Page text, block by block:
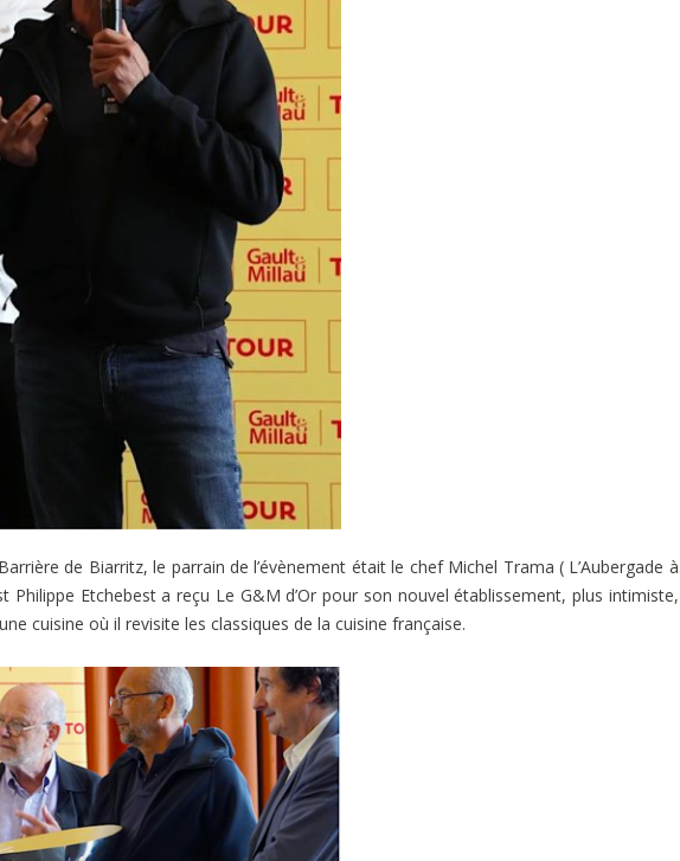
de Biarritz, le parrain de l’évènement était le chef Michel Trama ( L’Aubergade à
Philippe Etchebest a reçu Le G&M d’Or pour son nouvel établissement, plus intimiste,
cuisine où il revisite les classiques de la cuisine française.